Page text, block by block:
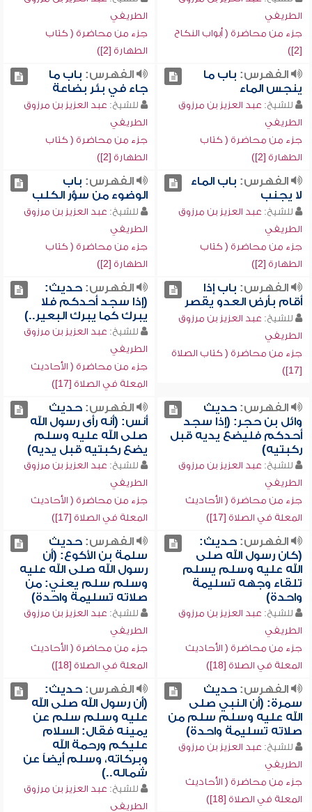
الطريفي
جزء من محاضرة ( أبواب النكاح
[2])
الطريفي
جزء من محاضرة ( كتاب
الطهارة [2])
الفهرس: باب ما
ينجس الماء
للشيخ: عبد العزيز بن مرزوق
الطريفي
جزء من محاضرة ( كتاب
الطهارة [2])
الفهرس: باب ما
جاء في بئر بضاعة
للشيخ: عبد العزيز بن مرزوق
الطريفي
جزء من محاضرة ( كتاب
الطهارة [2])
الفهرس: باب الماء
لا يجنب
للشيخ: عبد العزيز بن مرزوق
الطريفي
جزء من محاضرة ( كتاب
الطهارة [2])
الفهرس: باب
الوضوء من سؤر الكلب
للشيخ: عبد العزيز بن مرزوق
الطريفي
جزء من محاضرة ( كتاب
الطهارة [2])
الفهرس: باب إذا
أقام بأرض العدو يقصر
للشيخ: عبد العزيز بن مرزوق
الطريفي
جزء من محاضرة ( كتاب الصلاة
[17])
الفهرس:حديث:
(إذا سجد أحدكم فلا
يبرك كما يبرك البعير..)
للشيخ: عبد العزيز بن مرزوق
الطريفي
جزء من محاضرة ( الأحاديث
المعلة في الصلاة [17])
الفهرس:حديث
وائل بن حجر: (إذا سجد
أحدكم فليضع يديه قبل
ركبتيه)
للشيخ: عبد العزيز بن مرزوق
الطريفي
جزء من محاضرة ( الأحاديث
المعلة في الصلاة [17])
الفهرس:حديث
أنس: (أنه رأى رسول الله
صلى الله عليه وسلم
يضع ركبتيه قبل يديه)
للشيخ: عبد العزيز بن مرزوق
الطريفي
جزء من محاضرة ( الأحاديث
المعلة في الصلاة [17])
الفهرس:حديث:
(كان رسول الله صلى
الله عليه وسلم يسلم
تلقاء وجهه تسليمة
واحدة)
للشيخ: عبد العزيز بن مرزوق
الطريفي
جزء من محاضرة ( الأحاديث
المعلة في الصلاة [18])
الفهرس:حديث
سلمة بن الأكوع: (أن
رسول الله صلى الله عليه
وسلم سلم يعني: من
صلاته تسليمة واحدة)
للشيخ: عبد العزيز بن مرزوق
الطريفي
جزء من محاضرة ( الأحاديث
المعلة في الصلاة [18])
الفهرس:حديث
سمرة: (أن النبي صلى
الله عليه وسلم سلم من
صلاته تسليمة واحدة)
للشيخ: عبد العزيز بن مرزوق
الطريفي
جزء من محاضرة ( الأحاديث
المعلة في الصلاة [18])
الفهرس:حديث:
(أن رسول الله صلى الله
عليه وسلم سلم عن
يمينه فقال: السلام
عليكم ورحمة الله
وبركاته، وسلم أيضاً عن
شماله..)
للشيخ: عبد العزيز بن مرزوق
الطريفي